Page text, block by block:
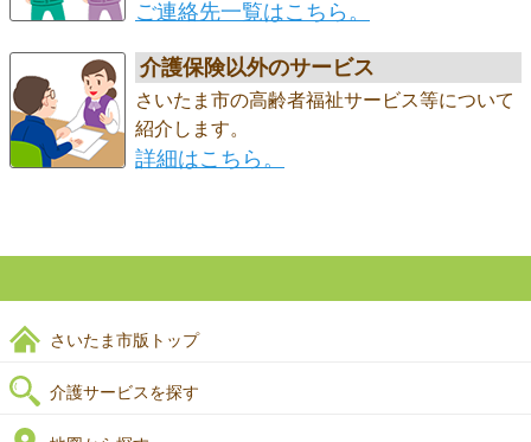
ご連絡先一覧はこちら。
介護保険以外のサービス
さいたま市の高齢者福祉サービス等について
紹介します。
詳細はこちら。
さいたま市版トップ
介護サービスを探す